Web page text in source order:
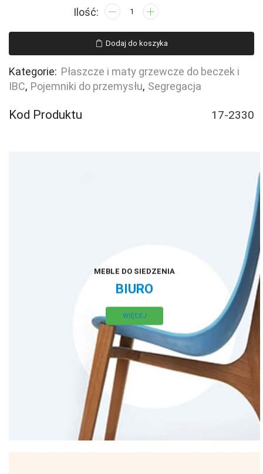
ilość
termoizolacyjny
do
beczek
200L
Dodaj do koszyka
Kategorie: Płaszcze i maty grzewcze do beczek i
IBC, Pojemniki do przemysłu, Segregacja
Kod Produktu 17-2330
MEBLE DO SIEDZENIA
BIURO
WIĘCEJ